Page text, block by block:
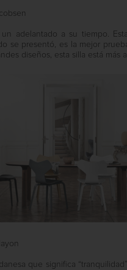
adelantado a su tiempo.
se presentó, es la mejor
diseños, esta silla está más
que significa